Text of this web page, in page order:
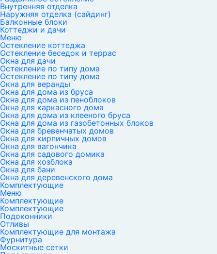
Внутренняя отделка
Наружняя отделка (сайдинг)
Балконные блоки
Коттеджи и дачи
Меню
Остекление коттеджа
Остекление беседок и террас
Окна для дачи
Остекление по типу дома
Остекление по типу дома
Окна для веранды
Окна для дома из бруса
Окна для дома из пеноблоков
Окна для каркасного дома
Окна для дома из клееного бруса
Окна для дома из газобетонных блоков
Окна для бревенчатых домов
Окна для кирпичных домов
Окна для вагончика
Окна для садового домика
Окна для хозблока
Окна для бани
Окна для деревенского дома
Комплектующие
Меню
Комплектующие
Комплектующие
Подоконники
Отливы
Комплектующие для монтажа
Фурнитура
Москитные сетки